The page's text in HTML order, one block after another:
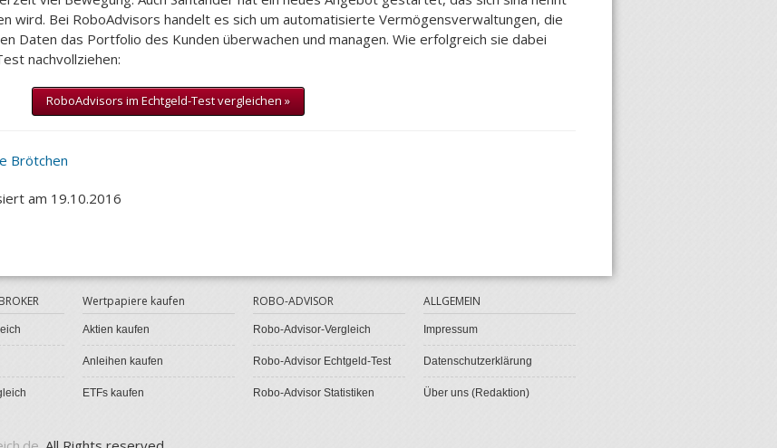
wird. Bei RoboAdvisors handelt es sich um automatisierte Vermögensverwaltungen, die
Daten das Portfolio des Kunden überwachen und managen. Wie erfolgreich sie dabei
nachvollziehen:
RoboAdvisors im Echtgeld-Test vergleichen »
Brötchen
am 19.10.2016
Wertpapiere kaufen
Aktien kaufen
Anleihen kaufen
ETFs kaufen
ROBO-ADVISOR
Robo-Advisor-Vergleich
Robo-Advisor Echtgeld-Test
Robo-Advisor Statistiken
ALLGEMEIN
Impressum
Datenschutzerklärung
Über uns (Redaktion)